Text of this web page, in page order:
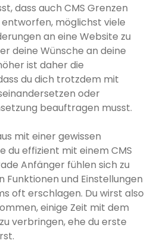
dass auch CMS Grenzen
entworfen, möglichst viele
an eine Website zu
deine Wünsche an deine
ist daher die
du dich trotzdem mit
oder
beauftragen musst.
mit einer gewissen
du effizient mit einem CMS
Anfänger fühlen sich zu
Funktionen und Einstellungen
oft erschlagen. Du wirst also
einige Zeit mit dem
verbringen, ehe du erste